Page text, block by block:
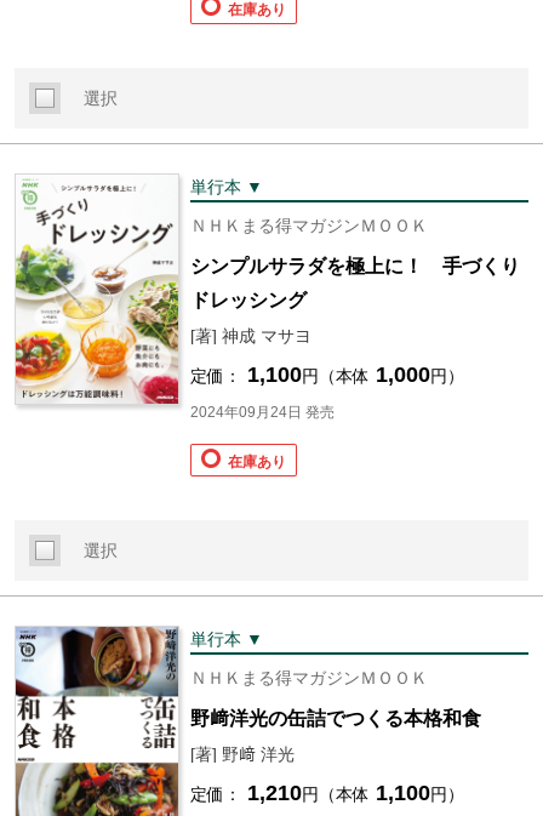
在庫あり
選択
単行本 ▼
ＮＨＫまる得マガジンＭＯＯＫ
シンプルサラダを極上に！ 手づくり
ドレッシング
[著] 神成 マサヨ
定価： 1,100円（本体 1,000円）
2024年09月24日 発売
在庫あり
選択
単行本 ▼
ＮＨＫまる得マガジンＭＯＯＫ
野﨑洋光の缶詰でつくる本格和食
[著] 野﨑 洋光
定価： 1,210円（本体 1,100円）